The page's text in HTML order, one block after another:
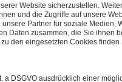
Website sicherzustellen.
und die Zugriffe auf unsere
Partner für soziale Medien,
Daten zusammen, die Sie ihnen
den eingesetzten Cookies finden
a DSGVO ausdrücklich einer